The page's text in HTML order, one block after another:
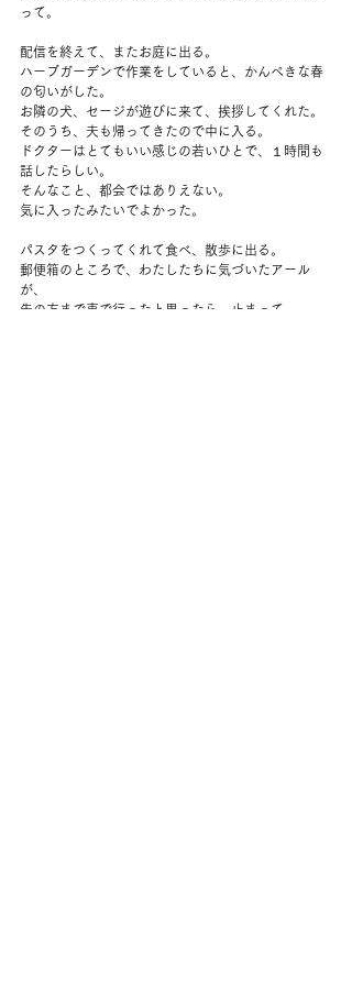
って。
配信を終えて、またお庭に出る。
ハーブガーデンで作業をしていると、かんぺきな春
の匂いがした。
お隣の犬、セージが遊びに来て、挨拶してくれた。
そのうち、夫も帰ってきたので中に入る。
ドクターはとてもいい感じの若いひとで、１時間も
話したらしい。
そんなこと、都会ではありえない。
気に入ったみたいでよかった。
パスタをつくってくれて食べ、散歩に出る。
郵便箱のところで、わたしたちに気づいたアール
が、
先の方まで車で行ったと思ったら、止まって、